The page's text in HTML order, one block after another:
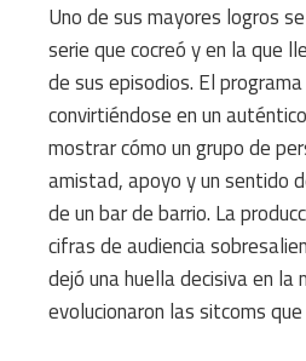
Uno de sus mayores logros se
serie que cocreó y en la que
de sus episodios. El
convirtiéndose en un
mostrar cómo un grupo de
amistad, apoyo y un sentido
de un bar de barrio. La
cifras de audiencia
dejó una huella decisiva en la
evolucionaron las sitcoms